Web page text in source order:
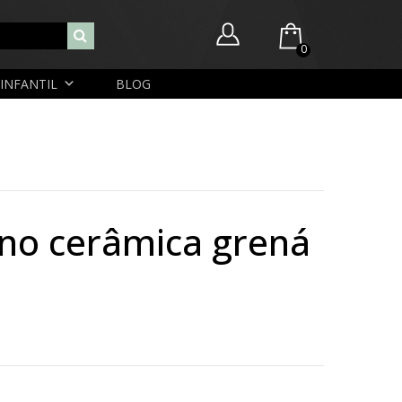
0
Você ainda não possui itens no seu carrinho.
Nome de usuário ou endereço de e-mail
Lembrar-me
INFANTIL BLOG
cerâmica grená